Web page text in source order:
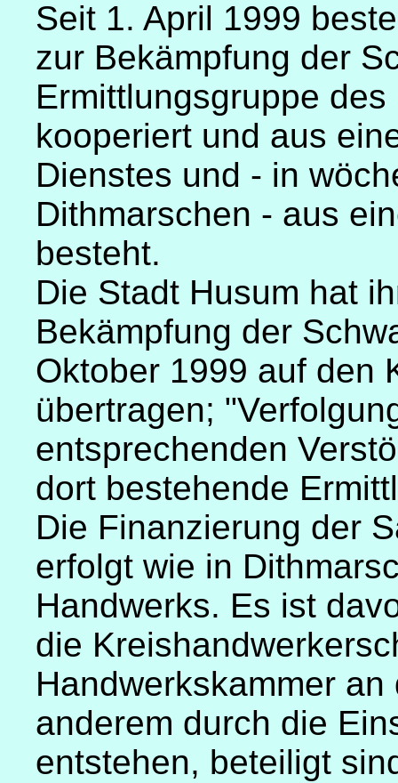
Seit 1. April 1999
zur Bekämpfung der
Ermittlungsgruppe
kooperiert und aus
Dienstes und - in
Dithmarschen - aus
besteht.
Die Stadt Husum hat
Bekämpfung der
Oktober 1999 auf den
übertragen;
entsprechenden
dort bestehende
Die Finanzierung der
erfolgt wie in
Handwerks. Es ist
die
Handwerkskammer
anderem durch die
entstehen, beteiligt